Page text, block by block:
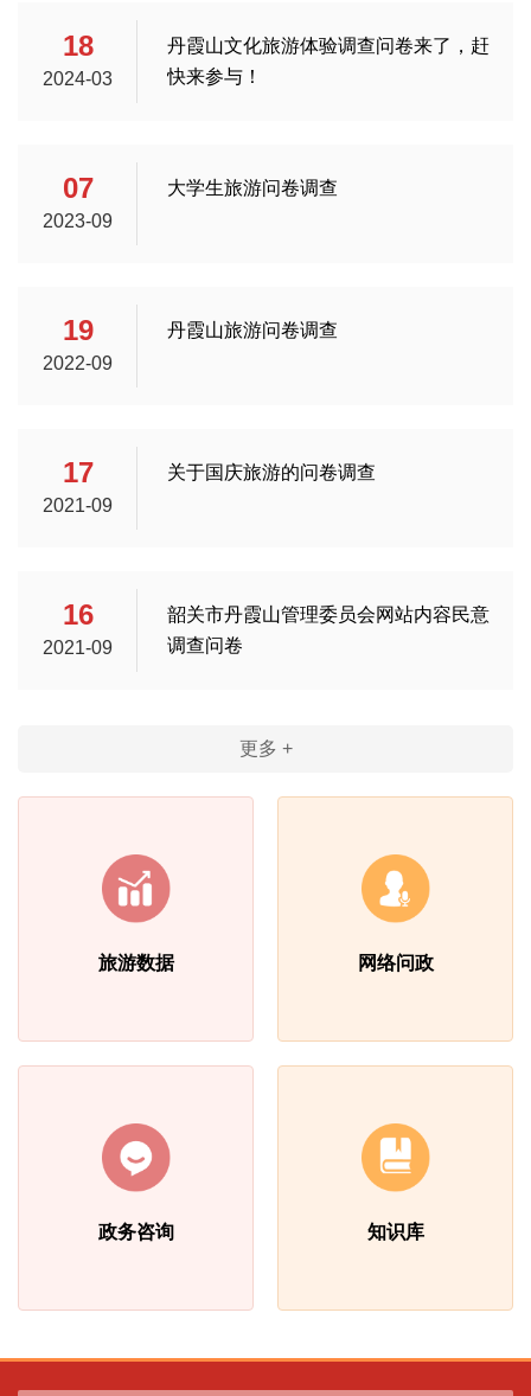
丹霞山文化旅游体验调查问卷来了，赶
快来参与！
18
2024-03
大学生旅游问卷调查
07
2023-09
丹霞山旅游问卷调查
19
2022-09
关于国庆旅游的问卷调查
17
2021-09
韶关市丹霞山管理委员会网站内容民意
调查问卷
16
2021-09
更多 +
旅游数据 网络问政
政务咨询 知识库